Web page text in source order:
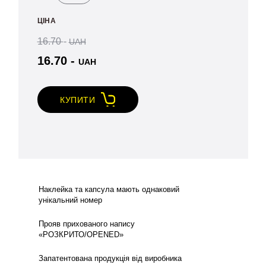
Наклейка та капсула мають однаковий
унікальний номер
Прояв прихованого напису
«РОЗКРИТО/OPENED»
Запатентована продукція від виробника
Магнет
М1
ЦІНА
16.70-UAH
16.70 - UAH
КУПИТИ